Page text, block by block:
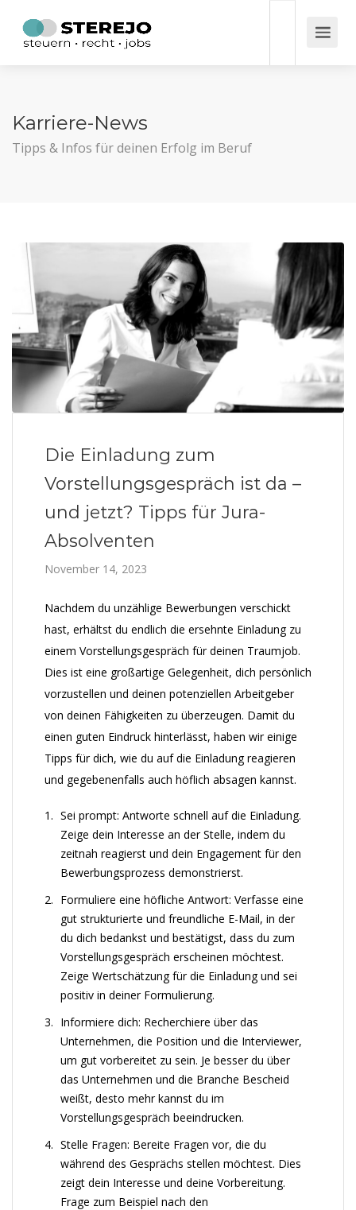
Karriere-News
Tipps & Infos für deinen Erfolg im Beruf
Die Einladung zum
Vorstellungsgespräch ist da –
und jetzt? Tipps für Jura-
Absolventen
November 14, 2023
Nachdem du unzählige Bewerbungen verschickt
hast, erhältst du endlich die ersehnte Einladung zu
einem Vorstellungsgespräch für deinen Traumjob.
Dies ist eine großartige Gelegenheit, dich persönlich
vorzustellen und deinen potenziellen Arbeitgeber
von deinen Fähigkeiten zu überzeugen. Damit du
einen guten Eindruck hinterlässt, haben wir einige
Tipps für dich, wie du auf die Einladung reagieren
und gegebenenfalls auch höflich absagen kannst.
Sei prompt: Antworte schnell auf die Einladung.
Zeige dein Interesse an der Stelle, indem du
zeitnah reagierst und dein Engagement für den
Bewerbungsprozess demonstrierst.
Formuliere eine höfliche Antwort: Verfasse eine
gut strukturierte und freundliche E-Mail, in der
du dich bedankst und bestätigst, dass du zum
Vorstellungsgespräch erscheinen möchtest.
Zeige Wertschätzung für die Einladung und sei
positiv in deiner Formulierung.
Informiere dich: Recherchiere über das
Unternehmen, die Position und die Interviewer,
um gut vorbereitet zu sein. Je besser du über
das Unternehmen und die Branche Bescheid
weißt, desto mehr kannst du im
Vorstellungsgespräch beeindrucken.
Stelle Fragen: Bereite Fragen vor, die du
während des Gesprächs stellen möchtest. Dies
zeigt dein Interesse und deine Vorbereitung.
Frage zum Beispiel nach den